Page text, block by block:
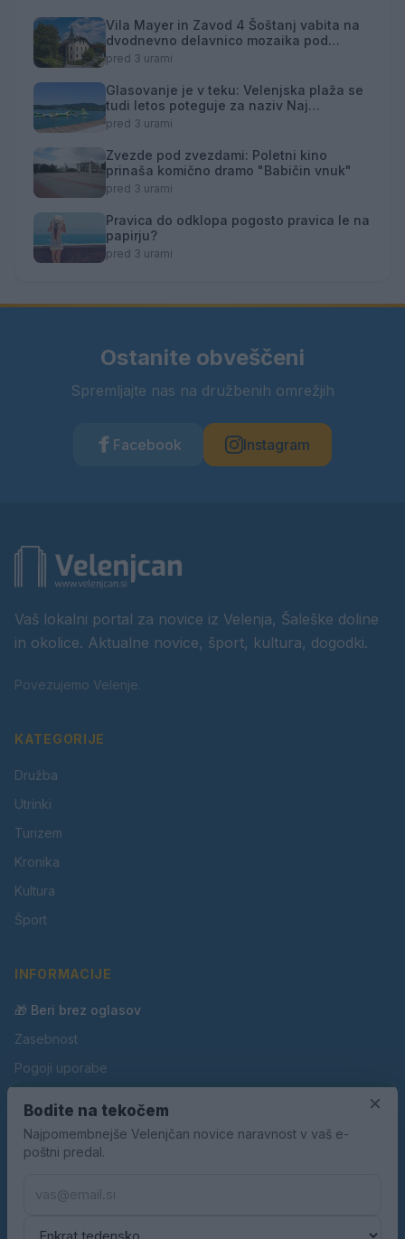
Vila Mayer in Zavod 4 Šoštanj vabita na
dvodnevno delavnico mozaika pod
mentorstvom Mojce Marije Černivšek
pred 3 urami
Glasovanje je v teku: Velenjska plaža se
tudi letos poteguje za naziv Naj
kopališče
pred 3 urami
Zvezde pod zvezdami: Poletni kino
prinaša komično dramo "Babičin vnuk"
pred 3 urami
Pravica do odklopa pogosto pravica le na
papirju?
pred 3 urami
Ostanite obveščeni
Spremljajte nas na družbenih omrežjih
Facebook Instagram
Vaš lokalni portal za novice iz Velenja, Šaleške doline
in okolice. Aktualne novice, šport, kultura, dogodki.
Povezujemo Velenje.
KATEGORIJE
Družba
Utrinki
Turizem
Kronika
Kultura
Šport
INFORMACIJE
🎁 Beri brez oglasov
Zasebnost
Pogoji uporabe
Oglaševanje
Kontakt
×
Bodite na tekočem
Najpomembnejše Velenjčan novice naravnost v vaš e-
poštni predal.